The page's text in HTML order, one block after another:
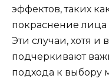
эффектов, таких
покраснение
Эти случаи, хотя и
подчеркивают
подхода к выбору